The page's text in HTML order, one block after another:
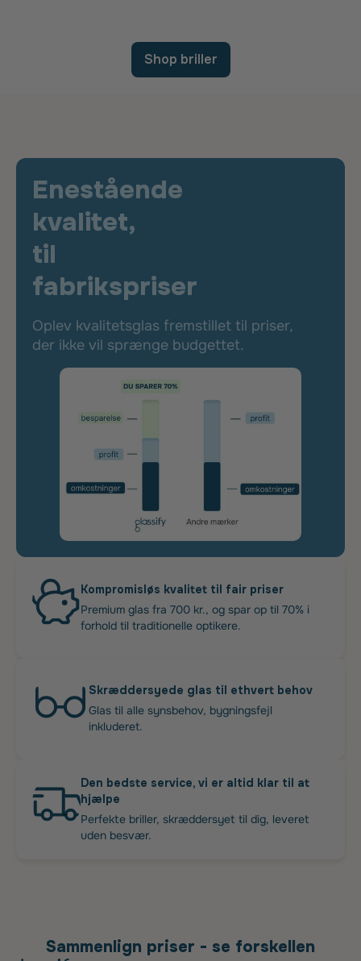
Shop briller
Enestående
kvalitet,
til
fabrikspriser
Oplev kvalitetsglas fremstillet til priser,
der ikke vil sprænge budgettet.
Kompromisløs kvalitet til fair priser
Premium glas fra 700 kr., og spar op til 70% i
forhold til traditionelle optikere.
Skræddersyede glas til ethvert behov
Glas til alle synsbehov, bygningsfejl
inkluderet.
Den bedste service, vi er altid klar til at
hjælpe
Perfekte briller, skræddersyet til dig, leveret
uden besvær.
Sammenlign priser - se forskellen